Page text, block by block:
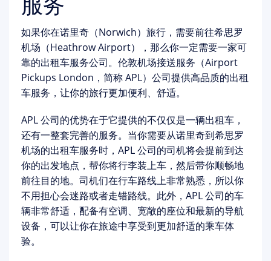
如果你在诺里奇（Norwich）旅行，需要前往希思罗
机场（Heathrow Airport），那么你一定需要一家可
靠的出租车服务公司。伦敦机场接送服务（Airport
Pickups London，简称 APL）公司提供高品质的出租
车服务，让你的旅行更加便利、舒适。
APL 公司的优势在于它提供的不仅仅是一辆出租车，
还有一整套完善的服务。当你需要从诺里奇到希思罗
机场的出租车服务时，APL 公司的司机将会提前到达
你的出发地点，帮你将行李装上车，然后带你顺畅地
前往目的地。司机们在行车路线上非常熟悉，所以你
不用担心会迷路或者走错路线。此外，APL 公司的车
辆非常舒适，配备有空调、宽敞的座位和最新的导航
设备，可以让你在旅途中享受到更加舒适的乘车体
验。